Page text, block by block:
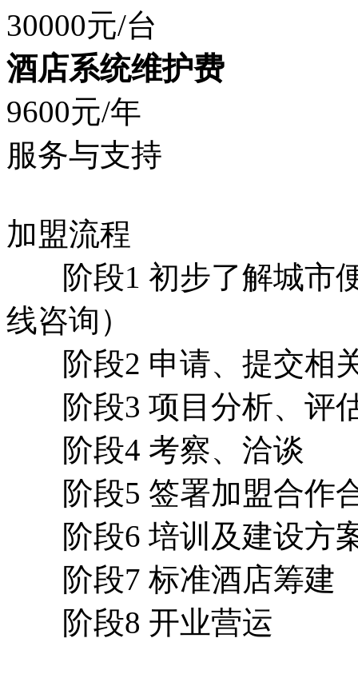
30000元/台
酒店系统维护费
9600元/年
服务与支持
加盟流程
阶段1 初步了解城市
线咨询）
阶段2 申请、提交相
阶段3 项目分析、评
阶段4 考察、洽谈
阶段5 签署加盟合作
阶段6 培训及建设方
阶段7 标准酒店筹建
阶段8 开业营运